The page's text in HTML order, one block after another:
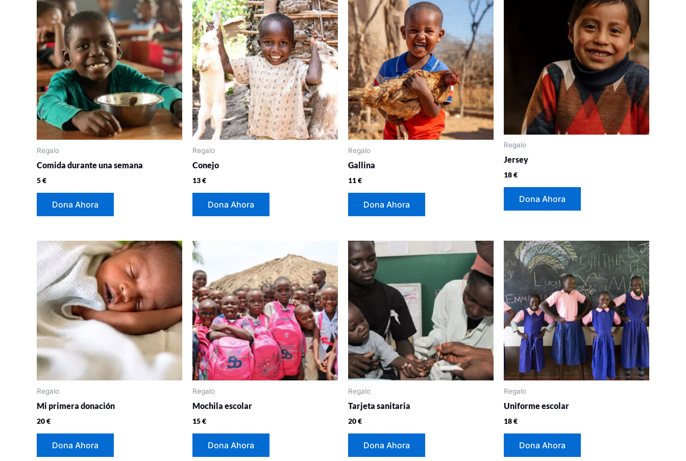
Regalo
Comida durante una semana
5€
Dona Ahora
Regalo
Conejo
13€
Dona Ahora
Regalo
Gallina
11€
Dona Ahora
Regalo
Jersey
18€
Dona Ahora
Regalo
Mi primera donación
20€
Dona Ahora
Regalo
Mochila escolar
15€
Dona Ahora
Regalo
Tarjeta sanitaria
20€
Dona Ahora
Regalo
Uniforme escolar
18€
Dona Ahora